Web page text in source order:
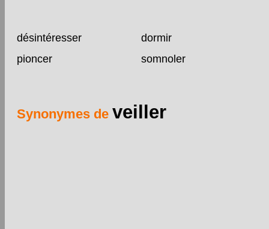
désintéresser
dormir
pioncer
somnoler
Synonymes de veiller